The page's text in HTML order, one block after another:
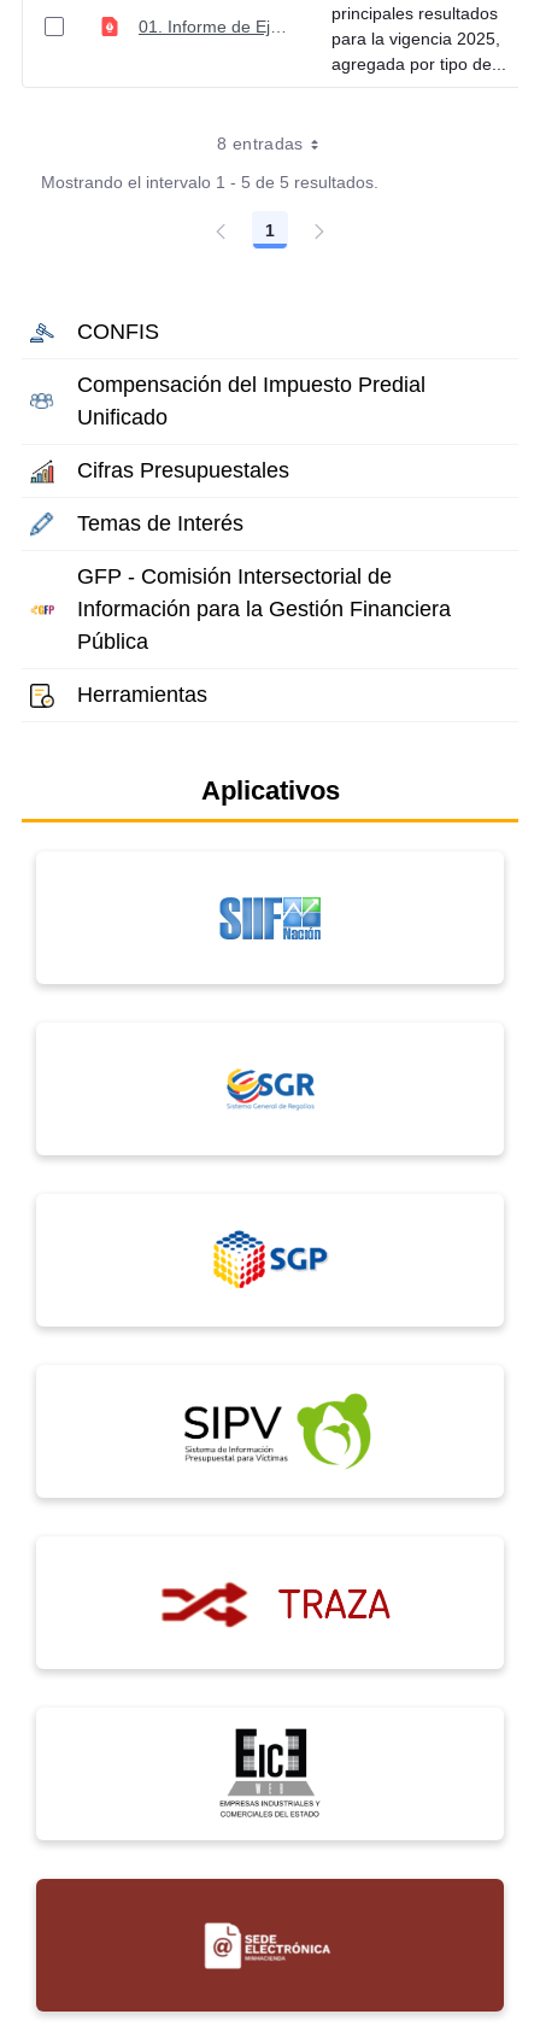
01. Informe de Ejecución PGN Febrero 2025
principales resultados
para la vigencia 2025,
agregada por tipo de...
8 entradas
Mostrando el intervalo 1 - 5 de 5 resultados.
Página
1
CONFIS
Compensación del Impuesto Predial
Unificado
Cifras Presupuestales
Temas de Interés
GFP - Comisión Intersectorial de
Información para la Gestión Financiera
Pública
Herramientas
Aplicativos